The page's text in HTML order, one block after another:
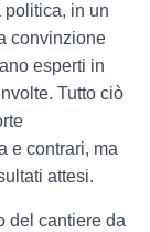
politica, in un
convinzione
esperti in
Tutto ciò
e contrari, ma
attesi.
del cantiere da